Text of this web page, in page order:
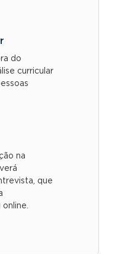
do
curricular
na
que